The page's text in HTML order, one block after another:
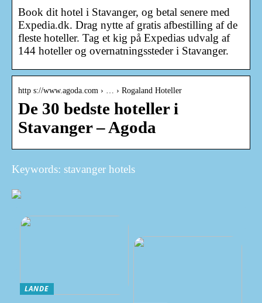
Book dit hotel i Stavanger, og betal senere med
Expedia.dk. Drag nytte af gratis afbestilling af de
fleste hoteller. Tag et kig på Expedias udvalg af
144 hoteller og overnatningssteder i Stavanger.
http s://www.agoda.com › … › Rogaland Hoteller
De 30 bedste hoteller i
Stavanger – Agoda
Keywords: stavanger hotels
LANDE